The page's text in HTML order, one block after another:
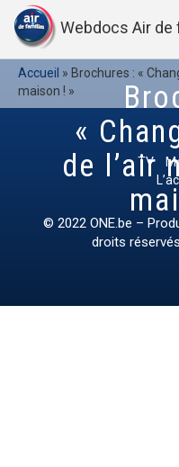
Webdocs Air de
Accueil » Brochures : «
maison ! »
«
de l’air
TV
© 2022 ONE.be –
droits